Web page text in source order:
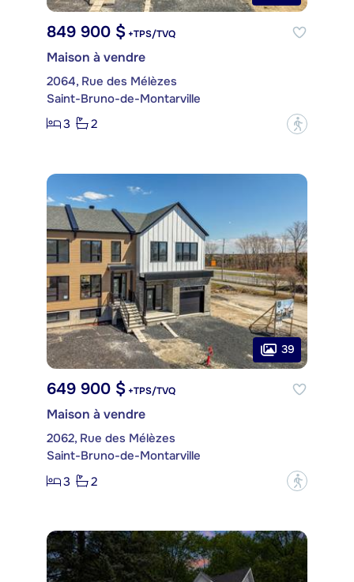
849 900 $ +TPS/TVQ
Maison à vendre
2064, Rue des Mélèzes
Saint-Bruno-de-Montarville
3
2 ?
39
649 900 $ +TPS/TVQ
Maison à vendre
2062, Rue des Mélèzes
Saint-Bruno-de-Montarville
3
2 ?